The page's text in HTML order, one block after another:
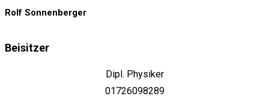
Rolf Sonnenberger
Beisitzer
Dipl. Physiker
01726098289